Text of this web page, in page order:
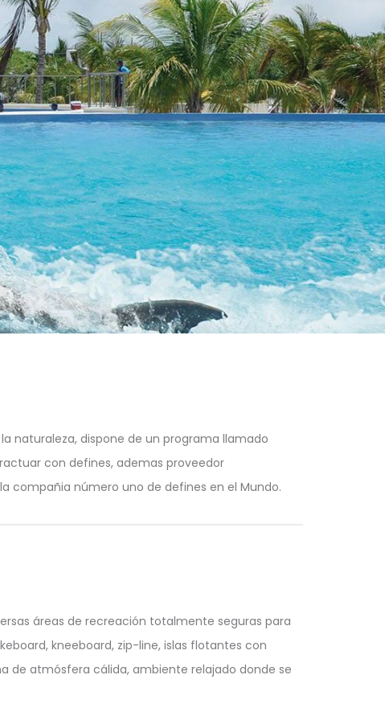
naturaleza, dispone de un programa llamado
con defines, ademas proveedor
compañia número uno de defines en el Mundo.
áreas de recreación totalmente seguras para
kneeboard, zip-line, islas flotantes con
de atmósfera cálida, ambiente relajado donde se